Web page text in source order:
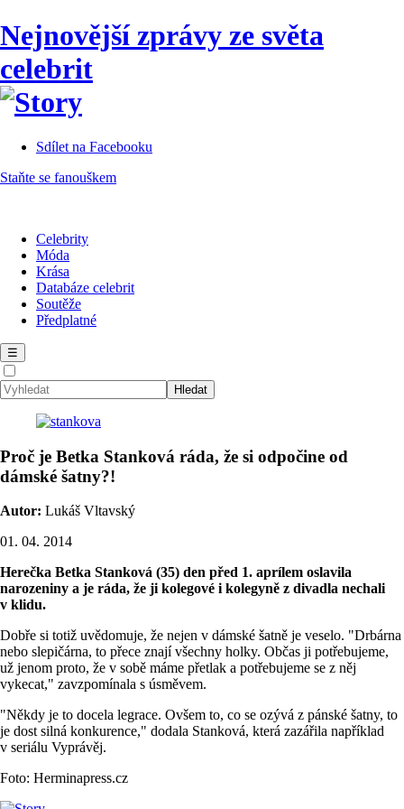
Nejnovější zprávy ze světa
celebrit
Sdílet na Facebooku
Staňte se fanouškem
Celebrity
Móda
Krása
Databáze celebrit
Soutěže
Předplatné
☰
Proč je Betka Stanková ráda, že si odpočine od
dámské šatny?!
Autor: Lukáš Vltavský
01. 04. 2014
Herečka Betka Stanková (35) den před 1. aprílem oslavila
narozeniny a je ráda, že ji kolegové i kolegyně z divadla nechali
v klidu.
Dobře si totiž uvědomuje, že nejen v dámské šatně je veselo. "Drbárna
nebo slepičárna, to přece znají všechny holky. Občas ji potřebujeme,
už jenom proto, že v sobě máme přetlak a potřebujeme se z něj
vykecat," zavzpomínala s úsměvem.
"Někdy je to docela legrace. Ovšem to, co se ozývá z pánské šatny, to
je dost silná konkurence," dodala Stanková, která zazářila například
v seriálu Vyprávěj.
Foto: Herminapress.cz